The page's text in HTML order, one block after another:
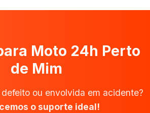
Moto 24h Perto
de Mim
ou envolvida em acidente?
o suporte ideal!